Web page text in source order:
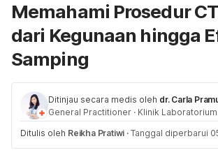
Memahami Prosedur
dari Kegunaan hingga
Samping
Ditinjau secara medis oleh dr. Carla
General Practitioner · Klinik
Ditulis oleh Reikha Pratiwi · Tanggal diperbarui